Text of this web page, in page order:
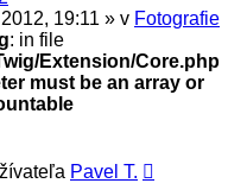
19:11 » v Fotografie
: in file
Extension/Core.php
must be an array or
Pavel T.